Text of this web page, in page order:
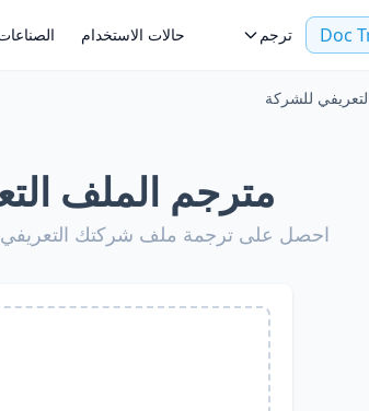
Doc ترجم حالات الاستخدام
للشركة
مترجم الملف
احصل على ترجمة ملف شركتك التعريفي